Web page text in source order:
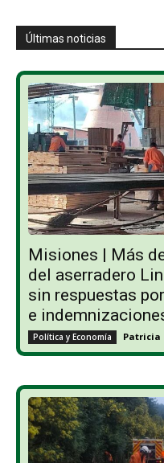
Últimas noticias
Misiones | Más
del aserradero
sin respuestas
e
Política y Economía Patricia